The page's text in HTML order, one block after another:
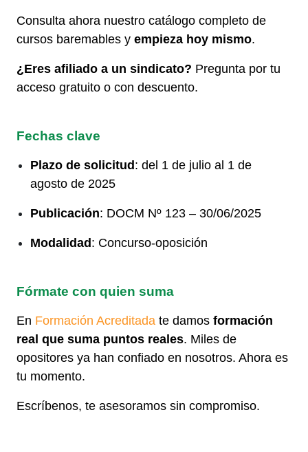
Consulta ahora nuestro catálogo completo de
cursos baremables y empieza hoy mismo.
¿Eres afiliado a un sindicato? Pregunta por tu
acceso gratuito o con descuento.
Fechas clave
Plazo de solicitud: del 1 de julio al 1 de
agosto de 2025
Publicación: DOCM Nº 123 – 30/06/2025
Modalidad: Concurso-oposición
Fórmate con quien suma
En Formación Acreditada te damos formación
real que suma puntos reales. Miles de
opositores ya han confiado en nosotros. Ahora es
tu momento.
Escríbenos, te asesoramos sin compromiso.